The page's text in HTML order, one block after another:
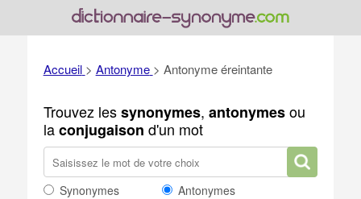
Accueil > Antonyme > Antonyme éreintante
Trouvez lessynonymes, antonymesou
laconjugaison d'un mot
Synonymes
Antonymes